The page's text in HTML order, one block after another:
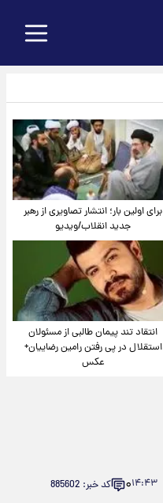
برای اولین بار؛ انتشار تصاویری از رهبر
جدید انقلاب/ویدیو
انتقاد تند پیمان طالبی از مسئولان
استقلال در پی رفتن رامین رضاییان+
عکس
۱۴:۴۳۰ کد خبر: 885602